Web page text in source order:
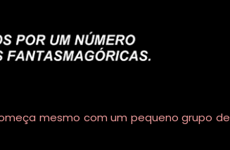
mesmo com um pequeno grupo de